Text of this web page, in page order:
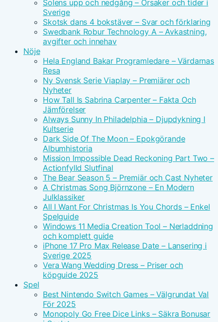
Solens upp och nedgång – Orsaker och tider i
Sverige
Skotsk dans 4 bokstäver – Svar och förklaring
Swedbank Robur Technology A – Avkastning,
avgifter och innehav
Nöje
Hela England Bakar Programledare – Värdarnas
Resa
Ny Svensk Serie Viaplay – Premiärer och
Nyheter
How Tall Is Sabrina Carpenter – Fakta Och
Jämförelser
Always Sunny In Philadelphia – Djupdykning I
Kultserie
Dark Side Of The Moon – Epokgörande
Albumhistoria
Mission Impossible Dead Reckoning Part Two –
Actionfylld Slutfinal
The Bear Season 5 – Premiär och Cast Nyheter
A Christmas Song Björnzone – En Modern
Julklassiker
All I Want For Christmas Is You Chords – Enkel
Spelguide
Windows 11 Media Creation Tool – Nerladdning
och komplett guide
iPhone 17 Pro Max Release Date – Lansering i
Sverige 2025
Vera Wang Wedding Dress – Priser och
köpguide 2025
Spel
Best Nintendo Switch Games – Välgrundat Val
För 2025
Monopoly Go Free Dice Links – Säkra Bonusar